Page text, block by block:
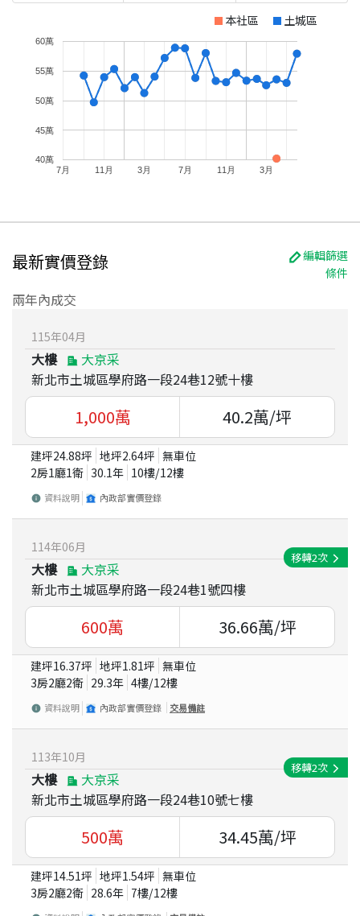
本社區 土城區
7月 11月 3月 7月 11月 3月
40萬
45萬
50萬
55萬
60萬
最新實價登錄
編輯篩選
條件
兩年內成交
115年04月
大樓
大京采
新北市土城區學府路一段24巷12號十樓
1,000萬 40.2萬/坪
建坪24.88坪 地坪2.64坪 無車位
2房1廳1衛 30.1年 10樓/12樓
資料說明 內政部實價登錄
114年06月
大樓
大京采
新北市土城區學府路一段24巷1號四樓
移轉2次
600萬 36.66萬/坪
建坪16.37坪 地坪1.81坪 無車位
3房2廳2衛 29.3年 4樓/12樓
資料說明 內政部實價登錄 交易備註
113年10月
大樓
大京采
新北市土城區學府路一段24巷10號七樓
移轉2次
500萬 34.45萬/坪
建坪14.51坪 地坪1.54坪 無車位
3房2廳2衛 28.6年 7樓/12樓